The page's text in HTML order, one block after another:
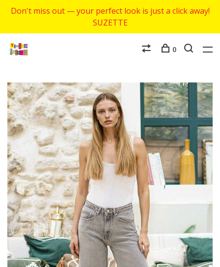
Don't miss out — your perfect look is just a click away!
SUZETTE
0